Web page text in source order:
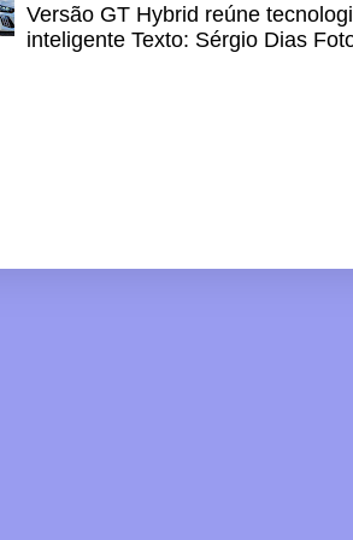
Versão GT Hybrid reúne
inteligente Texto: Sérgio Dias